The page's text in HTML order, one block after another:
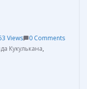
Views
0 Comments
Кукулькана,